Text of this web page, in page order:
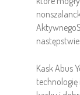
Kask Abus